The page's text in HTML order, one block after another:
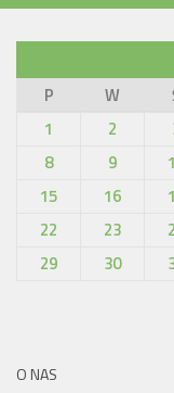
P
W
1
2
8
9
15
16
22
23
29
30
O NAS